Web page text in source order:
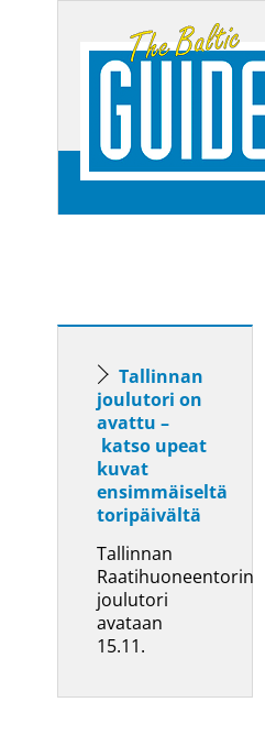
Tallinnan
joulutori on
avattu –
katso upeat
kuvat
ensimmäiseltä
toripäivältä
Tallinnan
Raatihuoneentorin
joulutori
avataan
15.11.